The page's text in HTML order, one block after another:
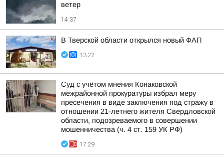
ветер
14:37
В Тверской области открылся новый ФАП
13:22
Суд с учётом мнения Конаковской
межрайонной прокуратуры избрал меру
пресечения в виде заключения под стражу в
отношении 21-летнего жителя Свердловской
области, подозреваемого в совершении
мошенничества (ч. 4 ст. 159 УК РФ)
17:29